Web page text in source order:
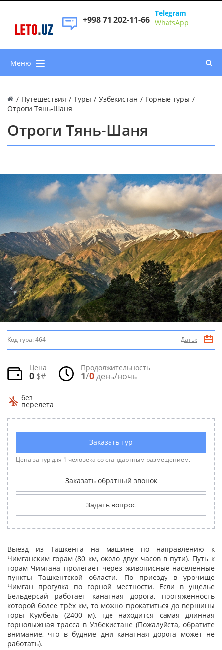
LETO.UZ
+998 71 202-11-66
Telegram
WhatsApp
Меню
/ Путешествия / Туры / Узбекистан / Горные туры /
Отроги Тянь-Шаня
Отроги Тянь-Шаня
Код тура:464 Даты:
Цена
0 $#
Продолжительность
1/0день/ночь
без
перелета
Заказать тур
Цена за тур для 1 человека со стандартным размещением.
Заказать обратный звонок
Задать вопрос
Выезд из Ташкента на машине по направлению к
Чимганским горам (80 км, около двух часов в пути). Путь к
горам Чимгана пролегает через живописные населенные
пункты Ташкентской области. По приезду в урочище
Чимган прогулка по горной местности. Если в ущелье
Бельдерсай работает канатная дорога, протяженность
которой более трёх км, то можно прокатиться до вершины
горы Кумбель (2400 м), где находится самая длинная
горнолыжная трасса в Узбекистане (Пожалуйста, обратите
внимание, что в будние дни канатная дорога может не
работать).